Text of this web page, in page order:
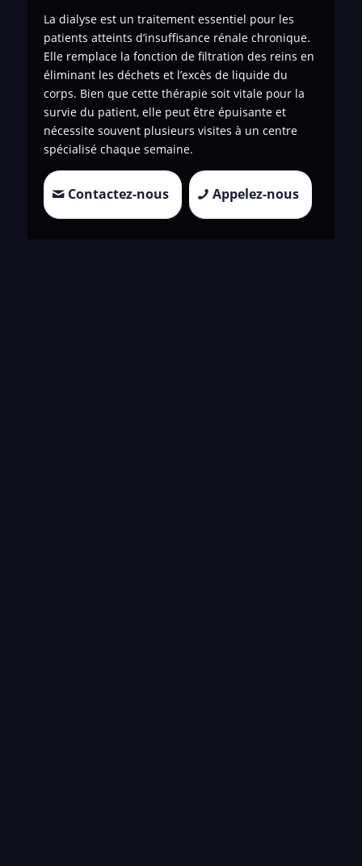
La dialyse est un traitement essentiel pour les
patients atteints d’insuffisance rénale chronique.
Elle remplace la fonction de filtration des reins en
éliminant les déchets et l’excès de liquide du
corps. Bien que cette thérapie soit vitale pour la
survie du patient, elle peut être épuisante et
nécessite souvent plusieurs visites à un centre
spécialisé chaque semaine.
Contactez-nous Appelez-nous